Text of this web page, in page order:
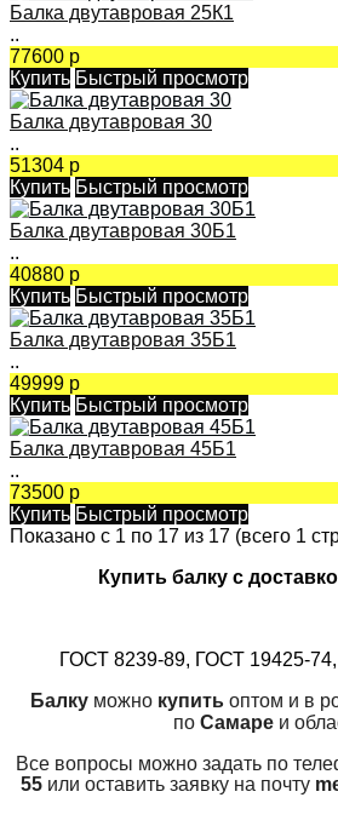
Балка двутавровая 25К1
..
77600 р
Купить Быстрый просмотр
Балка двутавровая 30
..
51304 р
Купить Быстрый просмотр
Балка двутавровая 30Б1
..
40880 р
Купить Быстрый просмотр
Балка двутавровая 35Б1
..
49999 р
Купить Быстрый просмотр
Балка двутавровая 45Б1
..
73500 р
Купить Быстрый просмотр
Показано с 1 по 17 из 17 (всего 1
Купить балку с
ГОСТ 8239-89, ГОСТ 19425-
Балкуможно купитьоптом и в
по Самареи
Все вопросы можно задать по
55или оставить заявку на почту